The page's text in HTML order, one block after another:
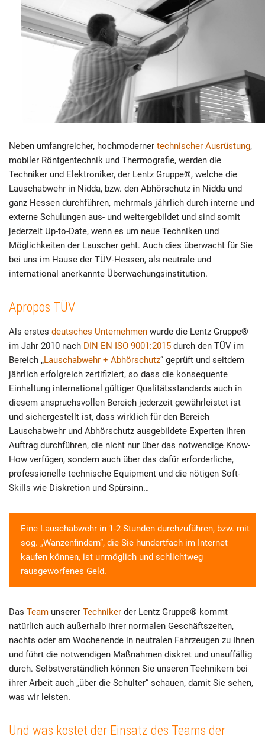
Neben umfangreicher, hochmoderner technischer Ausrüstung,
mobiler Röntgentechnik und Thermografie, werden die
Techniker und Elektroniker, der Lentz Gruppe®, welche die
Lauschabwehr in Nidda, bzw. den Abhörschutz in Nidda und
ganz Hessen durchführen, mehrmals jährlich durch interne und
externe Schulungen aus- und weitergebildet und sind somit
jederzeit Up-to-Date, wenn es um neue Techniken und
Möglichkeiten der Lauscher geht. Auch dies überwacht für Sie
bei uns im Hause der TÜV-Hessen, als neutrale und
international anerkannte Überwachungsinstitution.
Apropos TÜV
Als erstes deutsches Unternehmen wurde die Lentz Gruppe®
im Jahr 2010 nach DIN EN ISO 9001:2015 durch den TÜV im
Bereich „Lauschabwehr + Abhörschutz“ geprüft und seitdem
jährlich erfolgreich zertifiziert, so dass die konsequente
Einhaltung international gültiger Qualitätsstandards auch in
diesem anspruchsvollen Bereich jederzeit gewährleistet ist
und sichergestellt ist, dass wirklich für den Bereich
Lauschabwehr und Abhörschutz ausgebildete Experten ihren
Auftrag durchführen, die nicht nur über das notwendige Know-
How verfügen, sondern auch über das dafür erforderliche,
professionelle technische Equipment und die nötigen Soft-
Skills wie Diskretion und Spürsinn…
Eine Lauschabwehr in 1-2 Stunden durchzuführen, bzw. mit
sog. „Wanzenfindern“, die Sie hundertfach im Internet
kaufen können, ist unmöglich und schlichtweg
rausgeworfenes Geld.
Das Team unserer Techniker der Lentz Gruppe® kommt
natürlich auch außerhalb ihrer normalen Geschäftszeiten,
nachts oder am Wochenende in neutralen Fahrzeugen zu Ihnen
und führt die notwendigen Maßnahmen diskret und unauffällig
durch. Selbstverständlich können Sie unseren Technikern bei
ihrer Arbeit auch „über die Schulter“ schauen, damit Sie sehen,
was wir leisten.
Und was kostet der Einsatz des Teams der